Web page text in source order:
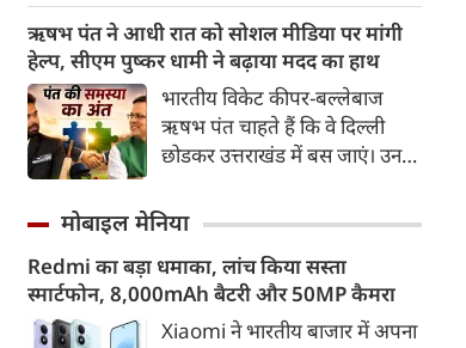
में दुनिया से कट जाने की मजबूरी
झेलती रहीं।
बरसाए। गोरक्षपीठाधीश्वर के साथ
रामायण सीरियल में भगवान राम की
भूमिका निभाने वाले मेरठ के सांसद
अरुण गोविल समेत सभी
जनप्रतिनिधियों ने आस्था को सम्मान
देते हुए शिवभक्त कांवड़ यात्रियों पर
ऋषभ पंत ने आधी रात को सोशल मीडिया पर मांगी
हेल्‍प, सीएम पुष्‍कर धामी ने बढ़ाया मदद का हाथ
भारतीय विकेट कीपर-बल्लेबाज
ऋषभ पंत चाहते हैं कि वे दिल्‍ली
छोडकर उत्तराखंड में बस जाएं। उनका
में बीत है, उससे उनकी यादें जुडी हैं।
मनचाही जमीन नहीं मिल रही है। कुछ
इस इच्‍छा के साथ ऋषभ पंत ने आधी
रात को पोस्‍ट लिखी।
मोबाइल मेनिया
Redmi का बड़ा धमाका, लांच किया सस्ता
स्मार्टफोन, 8,000mAh बैटरी और 50MP कैमरा
Xiaomi ने भारतीय बाजार में अपना